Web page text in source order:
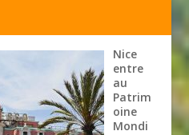
Nice
entre
au
Patrim
oine
Mondi